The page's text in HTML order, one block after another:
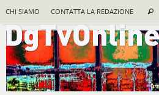
contenuto
CHI SIAMO CONTATTA LA REDAZIONE Cerca